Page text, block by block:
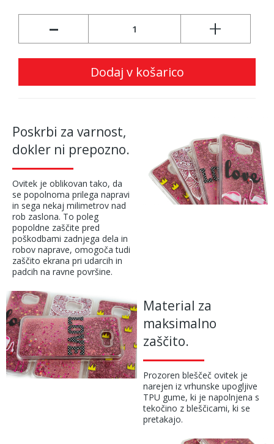
- +
Dodaj v košarico
Poskrbi za varnost,
dokler ni prepozno.
Ovitek je oblikovan tako, da
se popolnoma prilega napravi
in sega nekaj milimetrov nad
rob zaslona. To poleg
popoldne zaščite pred
poškodbami zadnjega dela in
robov naprave, omogoča tudi
zaščito ekrana pri udarcih in
padcih na ravne površine.
Material za
maksimalno
zaščito.
Prozoren bleščeč ovitek je
narejen iz vrhunske upogljive
TPU gume, ki je napolnjena s
tekočino z bleščicami, ki se
pretakajo.